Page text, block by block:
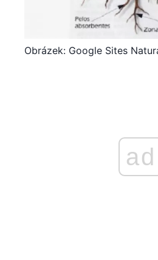
Obrázek: Google Sites
ad